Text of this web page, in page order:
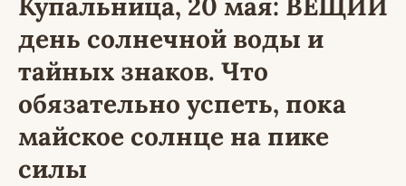
день солнечной воды и
тайных знаков. Что
обязательно успеть, пока
майское солнце на пике
силы